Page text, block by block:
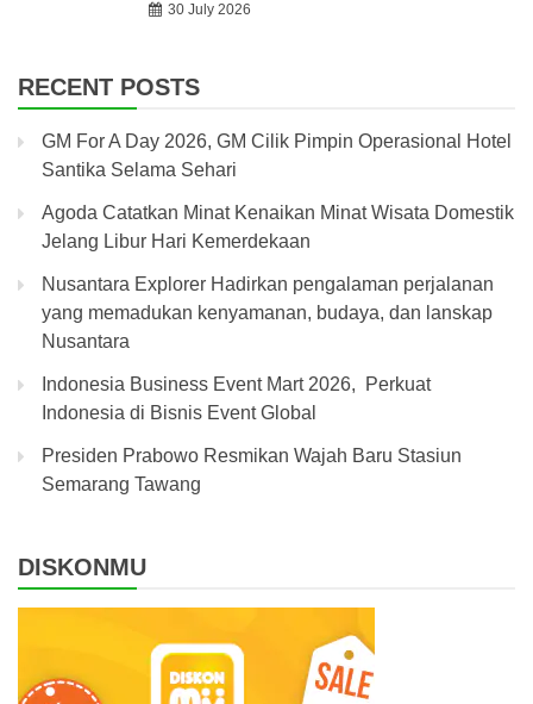
30 July 2026
RECENT POSTS
GM For A Day 2026, GM Cilik Pimpin Operasional Hotel
Santika Selama Sehari
Agoda Catatkan Minat Kenaikan Minat Wisata Domestik
Jelang Libur Hari Kemerdekaan
Nusantara Explorer Hadirkan pengalaman perjalanan
yang memadukan kenyamanan, budaya, dan lanskap
Nusantara
Indonesia Business Event Mart 2026, Perkuat
Indonesia di Bisnis Event Global
Presiden Prabowo Resmikan Wajah Baru Stasiun
Semarang Tawang
DISKONMU